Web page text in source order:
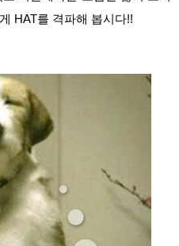
HAT를 격파해 봅시다!!